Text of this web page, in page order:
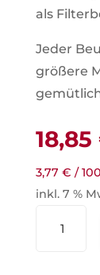
als
Jeder
größere
18,85
3,77 € / 100
inkl. 7 %
KRÄUTER